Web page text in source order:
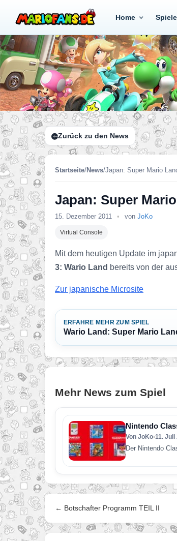
Home Spiele
Zurück zu den News
Startseite/News/Japan: Super Mario
Japan: Super
15. Dezember 2011 • von JoKo
Virtual Console
Mit dem heutigen Update im
3: Wario Land bereits von der
Zur japanische Microsite
ERFAHRE MEHR ZUM SPIEL
Wario Land: Super Mario
Mehr News zum Spiel
Nintendo
Von JoKo•11. Juli
Der Nintendo
← Botschafter Programm TEIL II